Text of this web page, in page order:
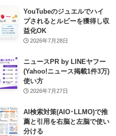
YouTubeのジュエルでハイ
プされるとルビーを獲得し収
益化OK
2026年7月28日
ニュースPR by LINEヤフー
(Yahoo!ニュース掲載1件3万)
使い方
2026年7月27日
AI検索対策(AIO･LLMO)で推
薦と引用を右脳と左脳で使い
分ける